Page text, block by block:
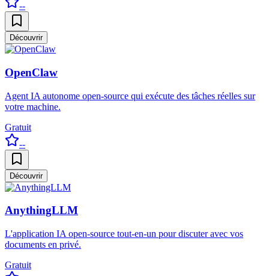
--
Découvrir
OpenClaw
Agent IA autonome open-source qui exécute des tâches réelles sur
votre machine.
Gratuit
--
Découvrir
AnythingLLM
L'application IA open-source tout-en-un pour discuter avec vos
documents en privé.
Gratuit